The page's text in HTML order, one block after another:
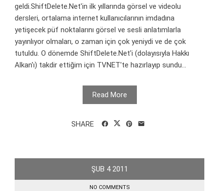
geldi.ShiftDelete.Net'in ilk yıllarında görsel ve videolu
dersleri, ortalama internet kullanıcılarının imdadına
yetişecek püf noktalarını görsel ve sesli anlatımlarla
yayınlıyor olmaları, o zaman için çok yeniydi ve de çok
tutuldu. O dönemde ShiftDelete.Net'i (dolayısıyla Hakkı
Alkan'ı) takdir ettiğim için TVNET'te hazırlayıp sundu...
Read More
SHARE
ŞUB 4 2011
NO COMMENTS